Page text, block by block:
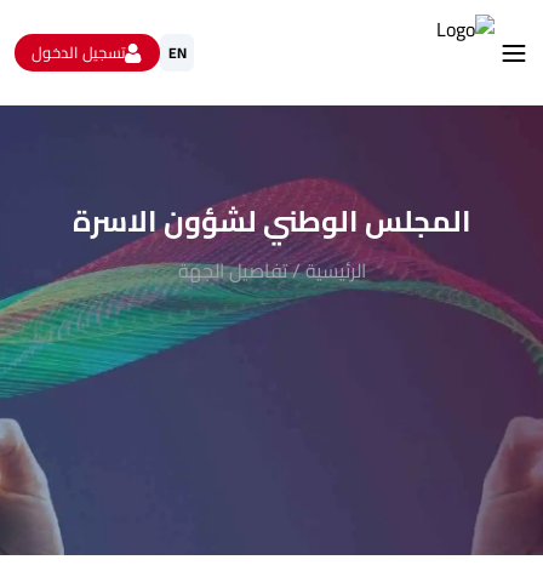
EN تسجيل الدخول
الاستبيانات و استطلاعات الرأي
من نحنالمجلس الوطني لشؤون الاسرة
الرئيسية/تفاصيل الجهة